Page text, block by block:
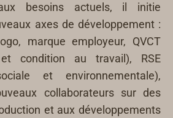
besoins actuels, il initie
axes de développement :
marque employeur, QVCT
condition au travail), RSE
et environnementale),
collaborateurs sur des
et aux développements